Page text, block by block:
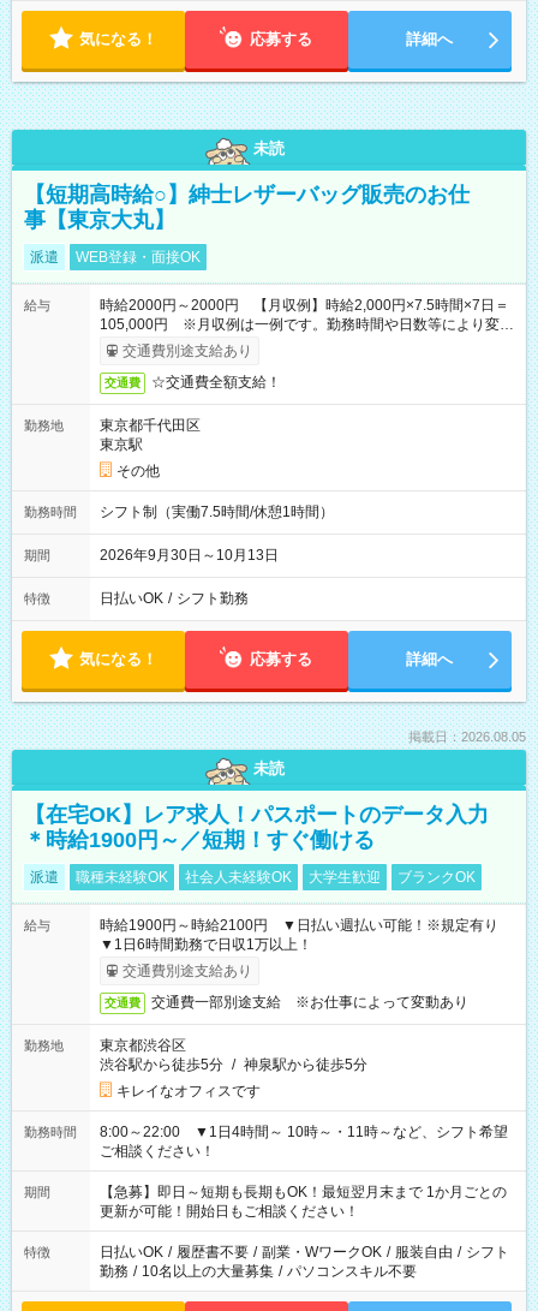
気になる！ 応募する 詳細へ
未読
【短期高時給○】紳士レザーバッグ販売のお仕
事【東京大丸】
派遣 WEB登録・面接OK
給与
時給2000円～2000円 【月収例】時給2,000円×7.5時間×7日＝
105,000円 ※月収例は一例です。勤務時間や日数等により変動
いたします。
交通費別途支給あり
交通費 ☆交通費全額支給！
勤務地
東京都千代田区
東京駅
その他
勤務時間 シフト制（実働7.5時間/休憩1時間）
期間 2026年9月30日～10月13日
特徴 日払いOK / シフト勤務
気になる！ 応募する 詳細へ
掲載日：2026.08.05
未読
【在宅OK】レア求人！パスポートのデータ入力
＊時給1900円～／短期！すぐ働ける
派遣 職種未経験OK 社会人未経験OK 大学生歓迎 ブランクOK
給与
時給1900円～時給2100円 ▼日払い週払い可能！※規定有り
▼1日6時間勤務で日収1万以上！
交通費別途支給あり
交通費 交通費一部別途支給 ※お仕事によって変動あり
勤務地
東京都渋谷区
渋谷駅から徒歩5分 / 神泉駅から徒歩5分
キレイなオフィスです
勤務時間
8:00～22:00 ▼1日4時間～ 10時～・11時～など、シフト希望
ご相談ください！
期間
【急募】即日～短期も長期もOK！最短翌月末まで 1か月ごとの
更新が可能！開始日もご相談ください！
特徴 日払いOK / 履歴書不要 / 副業・WワークOK / 服装自由 / シフト
勤務 / 10名以上の大量募集 / パソコンスキル不要